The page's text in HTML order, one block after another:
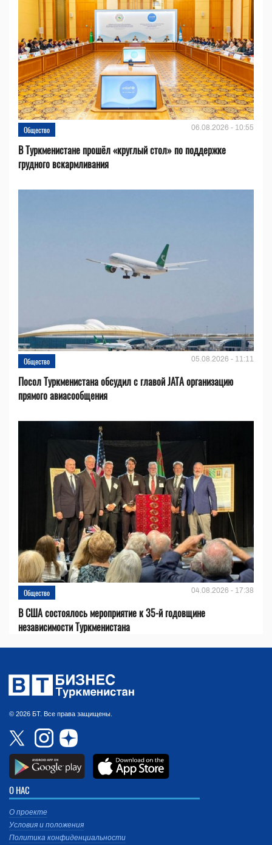
Общество 06.08.2026 - 10:55
В Туркменистане прошёл «круглый стол» по поддержке
грудного вскармливания
Общество 05.08.2026 - 11:11
Посол Туркменистана обсудил с главой JATA организацию
прямого авиасообщения
Общество 04.08.2026 - 17:38
В США состоялось мероприятие к 35-й годовщине
независимости Туркменистана
© 2026 БТ. Все права защищены.
О НАС
О проекте
Условия и положения
Политика конфиденциальности